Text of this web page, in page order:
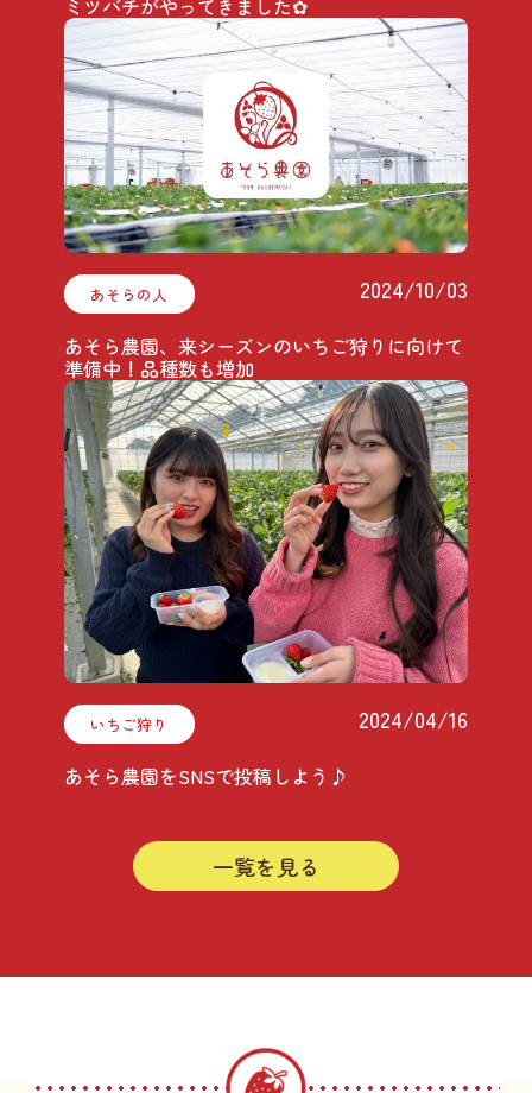
ミツバチがやってきました✿
あそらの人 2024/10/03
あそら農園、来シーズンのいちご狩りに向けて
準備中！品種数も増加
いちご狩り 2024/04/16
あそら農園をSNSで投稿しよう♪
一覧を見る